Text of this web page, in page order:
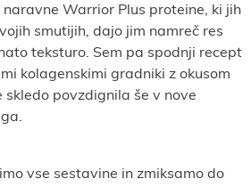
naravne Warrior Plus proteine, ki jih
smutijih, dajo jim namreč res
teksturo. Sem pa spodnji recept
kolagenskimi gradniki z okusom
povzdignila še v nove
vse sestavine in zmiksamo do